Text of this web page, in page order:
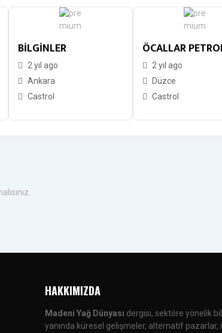
BİLGİNLER
2 yıl ago
Ankara
Castrol
ÖCALLAR
2 yıl ago
Düzce
Castrol
HAKKIMIZDA
Madeni Yağ Dünyası dergisi, sektöre yönelik
yanında küresel gelişmeler, alternatif pazarlar,